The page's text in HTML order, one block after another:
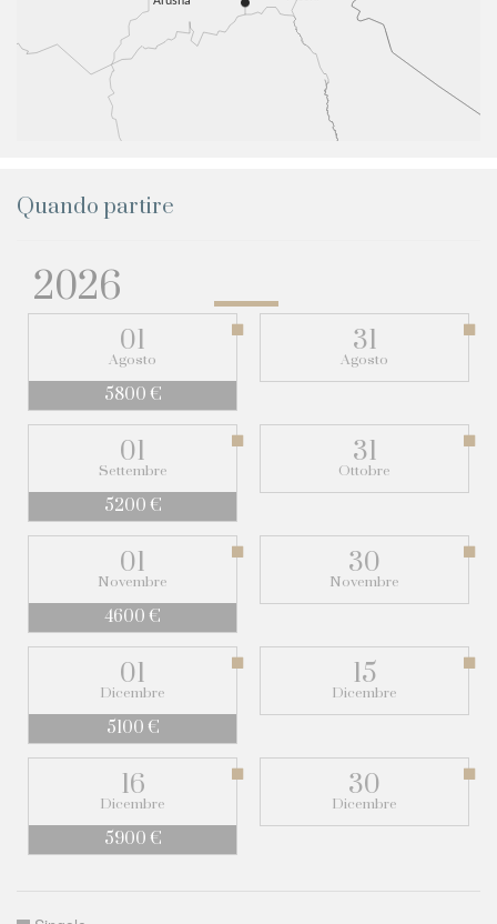
Quando partire
2026
01
Agosto
5800 €
31
Agosto
01
Settembre
5200 €
31
Ottobre
01
Novembre
4600 €
30
Novembre
01
Dicembre
5100 €
15
Dicembre
16
Dicembre
5900 €
30
Dicembre